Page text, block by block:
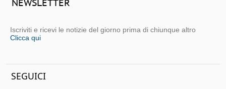
NEWSLETTER
Iscriviti e ricevi le notizie del giorno prima di chiunque altro
Clicca qui
SEGUICI